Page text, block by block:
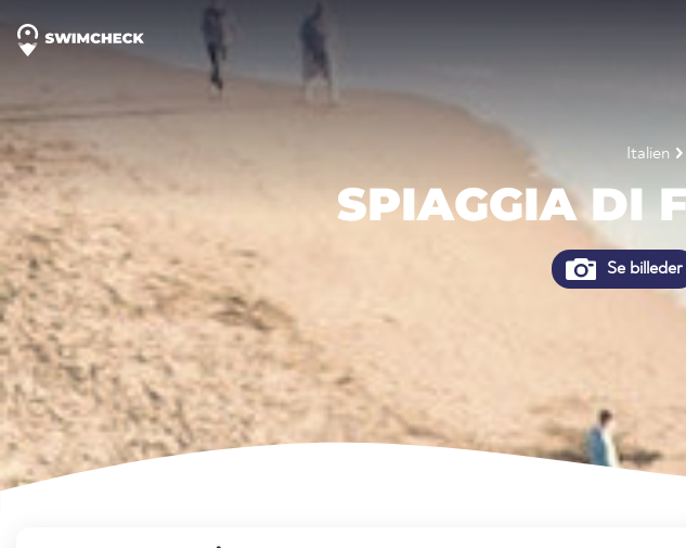
Italien
SPIAGGIA DI
Se billeder